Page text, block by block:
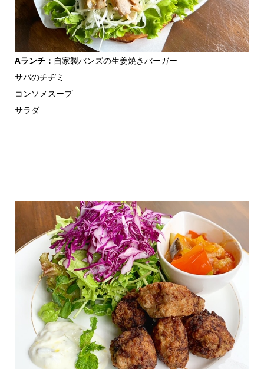
Aランチ： 自家製バンズの生姜焼きバーガー
サバのチヂミ
コンソメスープ
サラダ